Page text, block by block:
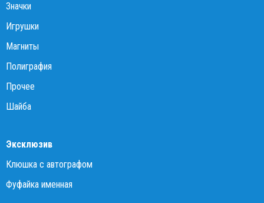
Значки
Игрушки
Магниты
Полиграфия
Прочее
Шайба
Эксклюзив
Клюшка с автографом
Фуфайка именная